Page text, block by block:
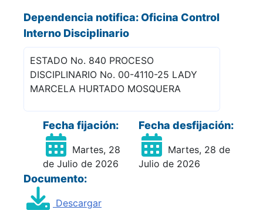
Dependencia notifica: Oficina Control
Interno Disciplinario
ESTADO No. 840 PROCESO
DISCIPLINARIO No. 00-4110-25 LADY
MARCELA HURTADO MOSQUERA
Fecha fijación:
Martes, 28
de Julio de 2026
Fecha desfijación:
Martes, 28 de
Julio de 2026
Documento:
Descargar